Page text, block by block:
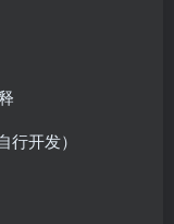
开发）